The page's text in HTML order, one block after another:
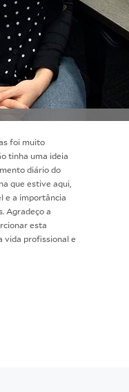
foi muito
tinha uma ideia
diário do
que estive aqui,
e a importância
Agradeço a
esta
vida profissional e